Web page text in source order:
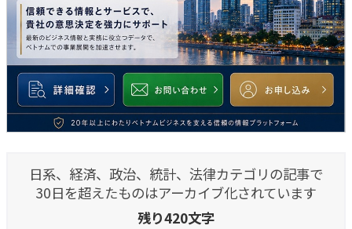
日系、経済、政治、統計、法律カテゴリの記事で
30日を超えたものはアーカイブ化されています
残り420文字